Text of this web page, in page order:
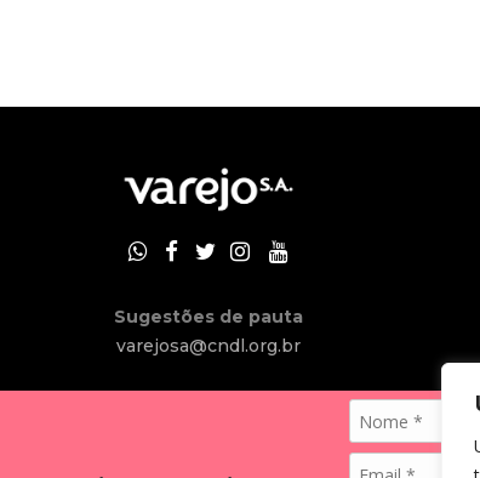
Sugestões de pauta
varejosa@cndl.org.br